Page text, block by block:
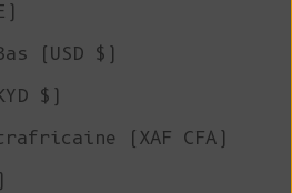
(USD $)
$)
(XAF CFA)